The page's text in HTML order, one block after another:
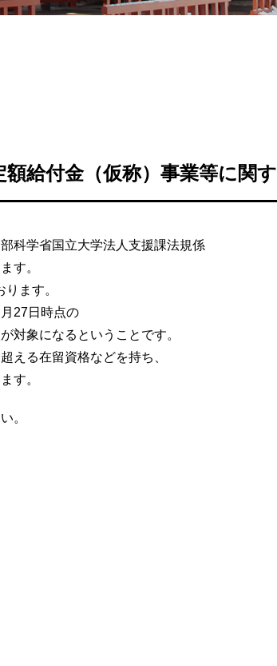
額給付金（仮称）事業等に関
科学省国立大学法人支援課法規係
す。
ます。
27日時点の
対象になるということです。
える在留資格などを持ち、
す。
。